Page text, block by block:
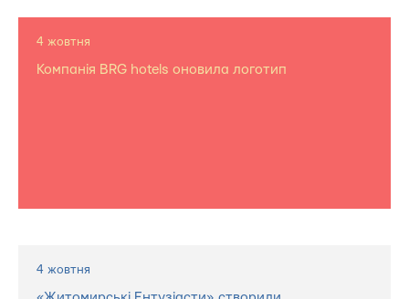
4 жовтня
Компанія BRG hotels оновила логотип
4 жовтня